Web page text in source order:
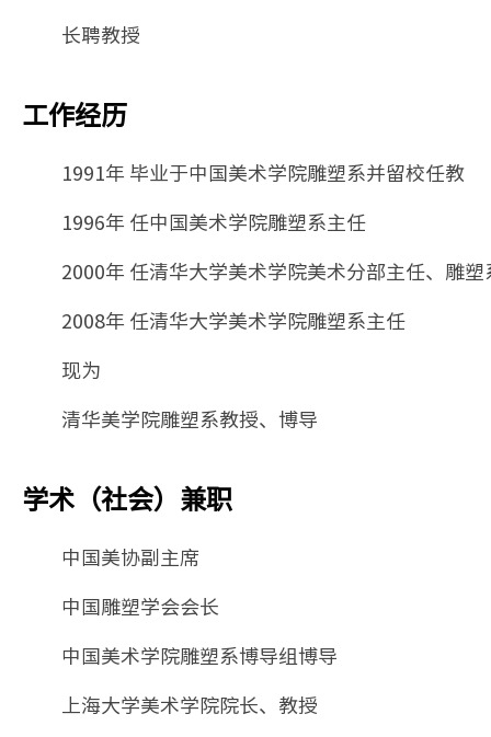
长聘教授
工作经历
1991年 毕业于中国美术学院雕塑系并留校任教
1996年 任中国美术学院雕塑系主任
2000年 任清华大学美术学院美术分部主任、雕塑
2008年 任清华大学美术学院雕塑系主任
现为
清华美学院雕塑系教授、博导
学术（社会）兼职
中国美协副主席
中国雕塑学会会长
中国美术学院雕塑系博导组博导
上海大学美术学院院长、教授